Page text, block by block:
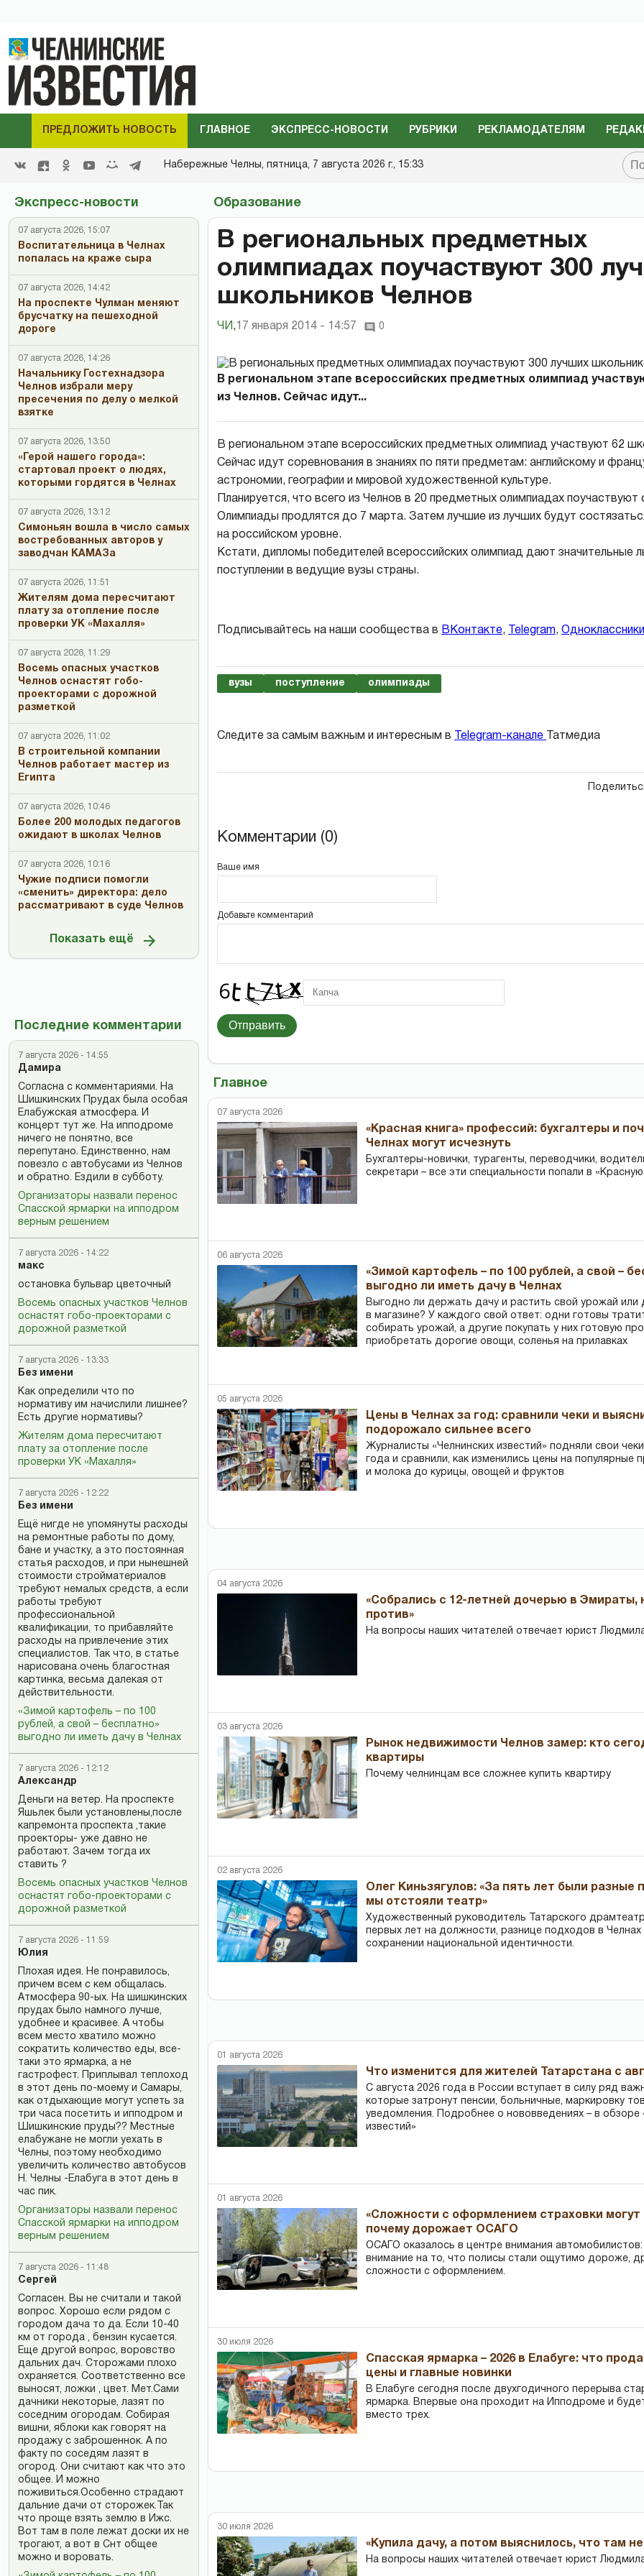
ПРЕДЛОЖИТЬ НОВОСТЬ ГЛАВНОЕ ЭКСПРЕСС-НОВОСТИ РУБРИКИ РЕКЛАМОДАТЕЛЯМ
Набережные Челны, пятница, 7 августа 2026 г., 15:33
Экспресс-новости
07 августа 2026, 15:07
Воспитательница в Челнах
попалась на краже сыра
07 августа 2026, 14:42
На проспекте Чулман меняют
брусчатку на пешеходной
дороге
07 августа 2026, 14:26
Начальнику Гостехнадзора
Челнов избрали меру
пресечения по делу о мелкой
взятке
07 августа 2026, 13:50
«Герой нашего города»:
стартовал проект о людях,
которыми гордятся в Челнах
07 августа 2026, 13:12
Симоньян вошла в число самых
востребованных авторов у
заводчан КАМАЗа
07 августа 2026, 11:51
Жителям дома пересчитают
плату за отопление после
проверки УК «Махалля»
07 августа 2026, 11:29
Восемь опасных участков
Челнов оснастят гобо-
проекторами с дорожной
разметкой
07 августа 2026, 11:02
В строительной компании
Челнов работает мастер из
Египта
07 августа 2026, 10:46
Более 200 молодых педагогов
ожидают в школах Челнов
07 августа 2026, 10:16
Чужие подписи помогли
«сменить» директора: дело
рассматривают в суде Челнов
Показать ещё
Последние комментарии
7 августа 2026 - 14:55
Дамира
Согласна с комментариями. На
Шишкинских Прудах была особая
Елабужская атмосфера. И
концерт тут же. На ипподроме
ничего не понятно, все
перепутано. Единственно, нам
повезло с автобусами из Челнов
и обратно. Ездили в субботу.
Организаторы назвали перенос
Спасской ярмарки на ипподром
верным решением
7 августа 2026 - 14:22
макс
остановка бульвар цветочный
Восемь опасных участков Челнов
оснастят гобо-проекторами с
дорожной разметкой
7 августа 2026 - 13:33
Без имени
Как определили что по
нормативу им начислили лишнее?
Есть другие нормативы?
Жителям дома пересчитают
плату за отопление после
проверки УК «Махалля»
7 августа 2026 - 12:22
Без имени
Ещё нигде не упомянуты расходы
на ремонтные работы по дому,
бане и участку, а это постоянная
статья расходов, и при нынешней
стоимости стройматериалов
требуют немалых средств, а если
работы требуют
профессиональной
квалификации, то прибавляйте
расходы на привлечение этих
специалистов. Так что, в статье
нарисована очень благостная
картинка, весьма далекая от
действительности.
«Зимой картофель – по 100
рублей, а свой – бесплатно»
выгодно ли иметь дачу в Челнах
7 августа 2026 - 12:12
Александр
Деньги на ветер. На проспекте
Яшьлек были установлены,после
капремонта проспекта ,такие
проекторы- уже давно не
работают. Зачем тогда их
ставить ?
Восемь опасных участков Челнов
оснастят гобо-проекторами с
дорожной разметкой
7 августа 2026 - 11:59
Юлия
Плохая идея. Не понравилось,
причем всем с кем общалась.
Атмосфера 90-ых. На шишкинских
прудах было намного лучше,
удобнее и красивее. А чтобы
всем место хватило можно
сократить количество еды, все-
таки это ярмарка, а не
гастрофест. Приплывал теплоход
в этот день по-моему и Самары,
как отдыхающие могут успеть за
три часа посетить и ипподром и
Шишкинские пруды?? Местные
елабужане не могли уехать в
Челны, поэтому необходимо
увеличить количество автобусов
Н. Челны -Елабуга в этот день в
час пик.
Организаторы назвали перенос
Спасской ярмарки на ипподром
верным решением
7 августа 2026 - 11:48
Сергей
Согласен. Вы не считали и такой
вопрос. Хорошо если рядом с
городом дача то да. Если 10-40
км от города , бензин кусается.
Еще другой вопрос, воровство
дальних дач. Сторожами плохо
охраняется. Соответственно все
выносят, ложки , цвет. Мет.Сами
дачники некоторые, лазят по
соседним огородам. Собирая
вишни, яблоки как говорят на
продажу с заброшеннок. А по
факту по соседям лазят в
огород. Они считают как что это
общее. И можно
поживиться.Особенно страдают
дальние дачи от сторожек.Так
что проще взять землю в Ижс.
Вот там в поле лежат доски их не
трогают, а вот в Снт общее
можно и воровать.
Образование
В региональных предметных
олимпиадах поучаствуют 300
школьников Челнов
ЧИ , 17 января 2014 - 14:57 0
В региональном этапе всероссийских предметных олимпиад
из Челнов. Сейчас идут...
В региональном этапе всероссийских предметных олимпиад участвуют 62
Сейчас идут соревнования в знаниях по пяти предметам: английскому и
астрономии, географии и мировой художественной культуре.
Планируется, что всего из Челнов в 20 предметных олимпиадах поучаствуют
Олимпиады продлятся до 7 марта. Затем лучшие из лучших будут
на российском уровне.
Кстати, дипломы победителей всероссийских олимпиад дают значительные
поступлении в ведущие вузы страны.
Подписывайтесь на наши сообщества в ВКонтакте, Telegram, Одноклассники
вузы поступление олимпиады
Следите за самым важным и интересным в Telegram-канале Татмедиа
Комментарии (0)
Ваше имя
Добавьте комментарий
Отправить
Главное
07 августа 2026
«Красная книга» профессий: бухгалтеры и
Челнах могут исчезнуть
Бухгалтеры-новички, тур­агенты, переводчики,
секретари – все эти специальности попали в
06 августа 2026
«Зимой картофель – по 100 рублей, а свой –
выгодно ли иметь дачу в Челнах
Выгодно ли держать дачу и растить свой урожай или
в магазине? У каждого свой ответ: одни готовы
собирать урожай, а другие покупать у них готовую
приобретать дорогие овощи, соленья на прилавках
05 августа 2026
Цены в Челнах за год: сравнили чеки и
подорожало сильнее всего
Журналисты «Челнинских известий» подняли свои
года и сравнили, как изменились цены на популярные
и молока до курицы, овощей и фруктов
04 августа 2026
«Собрались с 12-летней дочерью в
против»
На вопросы наших читателей отвечает юрист
03 августа 2026
Рынок недвижимости Челнов замер: кто
квартиры
Почему челнинцам все сложнее купить квартиру
02 августа 2026
Олег Киньзягулов: «За пять лет были разные
мы отстояли театр»
Художественный руководитель Татарского
первых лет на должности, разнице подходов в Челнах
сохранении национальной идентичности.
01 августа 2026
Что изменится для жителей Татарстана с
С августа 2026 года в России вступает в силу ряд
которые затронут пенсии, больничные, маркировку
уведомления. Подробнее о нововведениях – в обзоре
известий»
01 августа 2026
«Сложности с оформлением страховки могут
почему дорожает ОСАГО
ОСАГО оказалось в центре внимания
внимание на то, что полисы стали ощутимо дороже,
сложности с оформлением.
30 июля 2026
Спасская ярмарка – 2026 в Елабуге: что
цены и главные новинки
В Елабуге сегодня после двухгодичного перерыва
ярмарка. Впервые она проходит на Ипподроме и
вместо трех.
30 июля 2026
«Купила дачу, а потом выяснилось, что там
На вопросы наших читателей отвечает юрист